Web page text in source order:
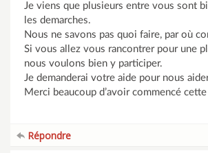
Je viens que plusieurs entre vous sont
les demarches.
Nous ne savons pas quoi faire, par où
Si vous allez vous rancontrer pour une
nous voulons bien y participer.
Je demanderai votre aide pour nous
Merci beaucoup d’avoir commencé
Répondre